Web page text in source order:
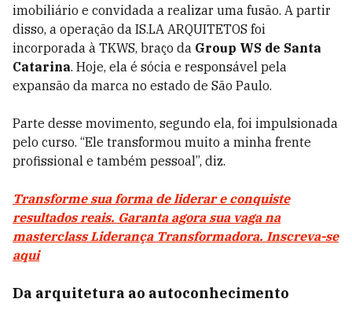
imobiliário e convidada a realizar uma fusão. A partir
disso, a operação da IS.LA ARQUITETOS foi
incorporada à TKWS, braço da Group WS de Santa
Catarina. Hoje, ela é sócia e responsável pela
expansão da marca no estado de São Paulo.
Parte desse movimento, segundo ela, foi impulsionada
pelo curso. “Ele transformou muito a minha frente
profissional e também pessoal”, diz.
Transforme sua forma de liderar e conquiste
resultados reais. Garanta agora sua vaga na
masterclass Liderança Transformadora. Inscreva-se
aqui
Da arquitetura ao autoconhecimento